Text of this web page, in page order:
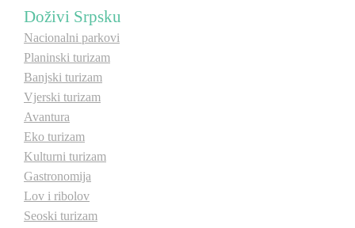
Otkrij Srpsku
Doživi Srpsku
Nacionalni parkovi
Planinski turizam
Banjski turizam
Vjerski turizam
Avantura
Eko turizam
Kulturni turizam
Gastronomija
Lov i ribolov
Seoski turizam